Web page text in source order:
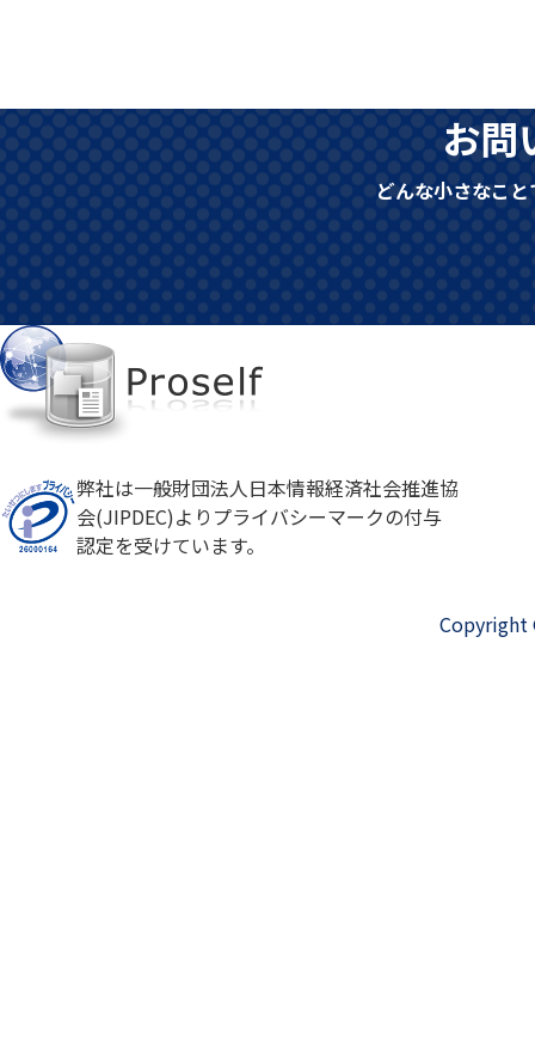
お問
どんな小さなこ
弊社は一般財団法人日本情報経済社会推進協
会(JIPDEC)よりプライバシーマークの付与
認定を受けています。
Copyright